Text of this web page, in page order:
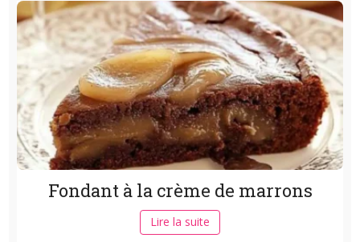
Fondant à la crème de marrons
Lire la suite